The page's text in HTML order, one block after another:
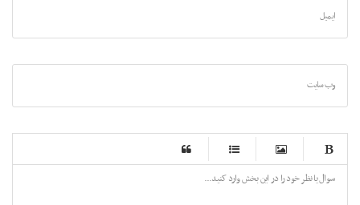
ایمیل
وب سایت
-
-
-
-
-
-